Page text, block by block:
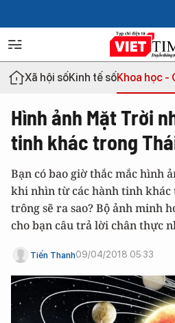
Xã hội sốKinh tế sốKhoa học -
Hình ảnh Mặt Trời
tinh khác trong
Bạn có bao giờ thắc mắc hình
khi nhìn từ các hành tinh khác
trông sẽ ra sao? Bộ ảnh minh
cho bạn câu trả lời chân thực
Tiến Thanh09/04/2018 05:33